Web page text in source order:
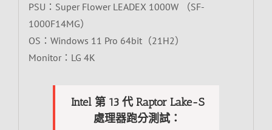
PSU：Super Flower LEADEX 1000W （SF-
1000F14MG）
OS：Windows 11 Pro 64bit（21H2）
Monitor：LG 4K
Intel 第 13 代 Raptor Lake-S
處理器跑分測試：